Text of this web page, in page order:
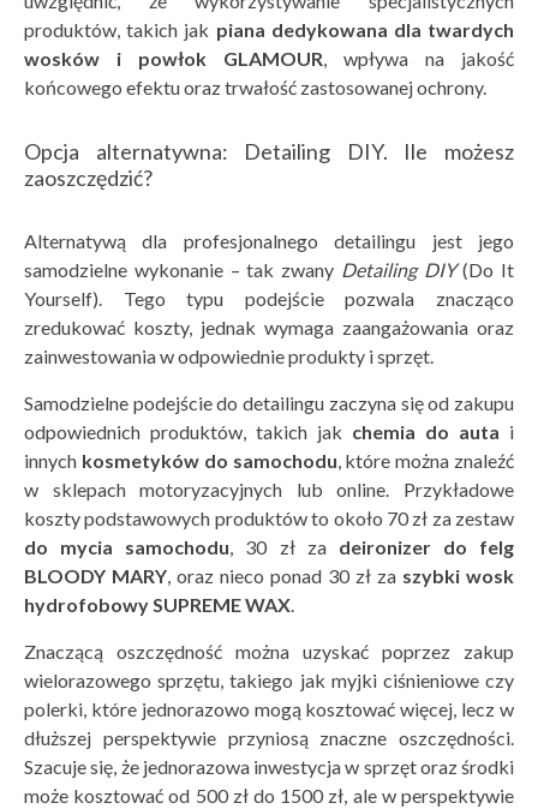
produktów, takich jak piana dedykowana dla twardych
wosków i powłok GLAMOUR, wpływa na jakość
końcowego efektu oraz trwałość zastosowanej ochrony.
Opcja alternatywna: Detailing DIY. Ile możesz
zaoszczędzić?
Alternatywą dla profesjonalnego detailingu jest jego
samodzielne wykonanie – tak zwany Detailing DIY(Do It
Yourself). Tego typu podejście pozwala znacząco
zredukować koszty, jednak wymaga zaangażowania oraz
zainwestowania w odpowiednie produkty i sprzęt.
Samodzielne podejście do detailingu zaczyna się od zakupu
odpowiednich produktów, takich jak chemia do auta i
innych kosmetyków do samochodu, które można znaleźć
w sklepach motoryzacyjnych lub online. Przykładowe
koszty podstawowych produktów to około 70 zł za zestaw
do mycia samochodu, 30 zł za deironizer do felg
BLOODY MARY, oraz nieco ponad 30 zł za szybki wosk
hydrofobowy SUPREME WAX.
Znaczącą oszczędność można uzyskać poprzez zakup
wielorazowego sprzętu, takiego jak myjki ciśnieniowe czy
polerki, które jednorazowo mogą kosztować więcej, lecz w
dłuższej perspektywie przyniosą znaczne oszczędności.
Szacuje się, że jednorazowa inwestycja w sprzęt oraz środki
może kosztować od 500 zł do 1500 zł, ale w perspektywie